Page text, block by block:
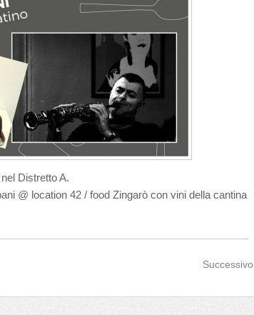
Distretto A.
@ location 42 / food Zingarò con vini della cantina
Successivo